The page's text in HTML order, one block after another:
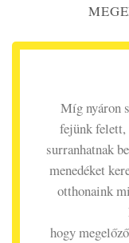
Míg nyáron
fejünk felett,
surranhatnak
menedéket
otthonaink
hogy